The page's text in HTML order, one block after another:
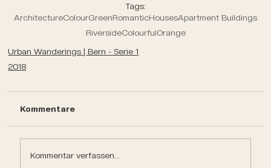
Tags:
ArchitectureColourGreenRomanticHousesApartment Buildings
RiversideColourfulOrange
Urban Wanderings | Bern - Serie 1
2018
Kommentare
Kommentar verfassen...